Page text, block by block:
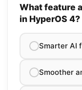
What feature
in HyperOS 4?
Smarter AI
Smoother